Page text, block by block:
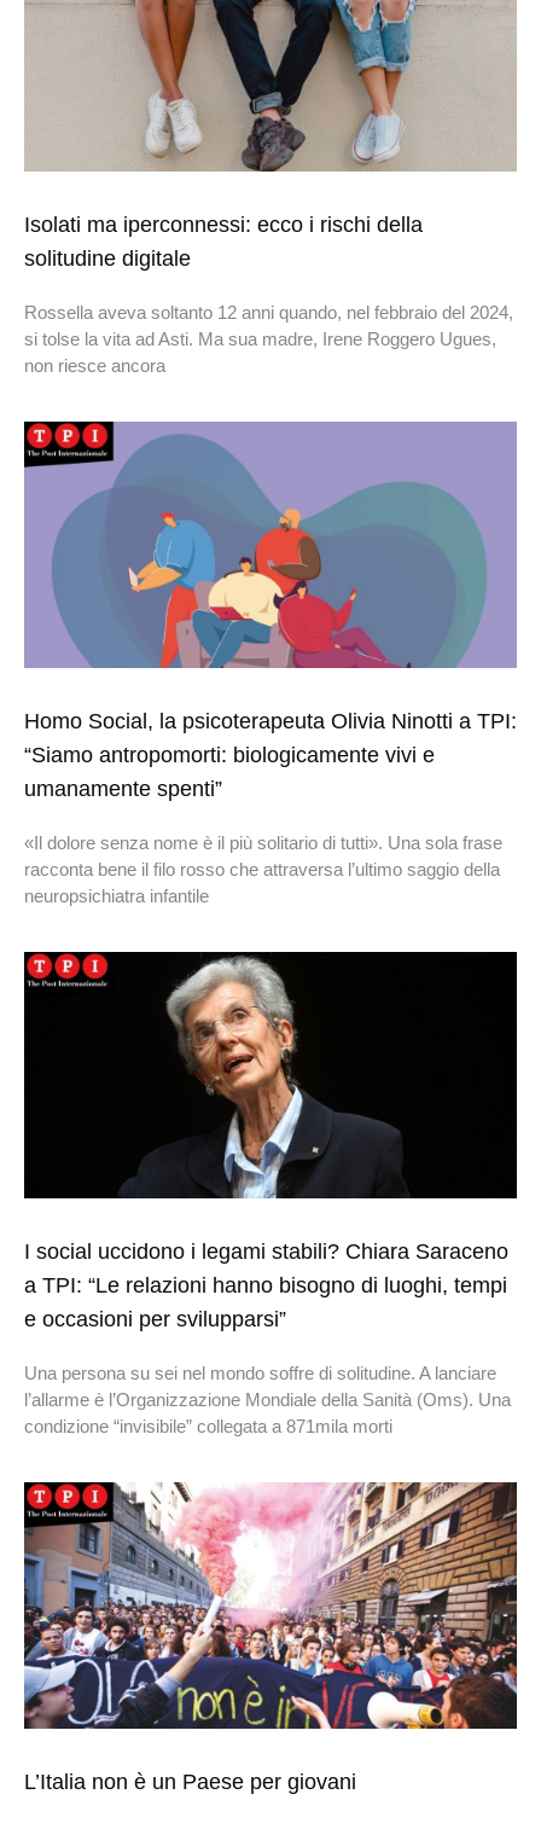
Isolati ma iperconnessi: ecco i rischi della
solitudine digitale
Rossella aveva soltanto 12 anni quando, nel febbraio del 2024,
si tolse la vita ad Asti. Ma sua madre, Irene Roggero Ugues,
non riesce ancora
Homo Social, la psicoterapeuta Olivia Ninotti a TPI:
“Siamo antropomorti: biologicamente vivi e
umanamente spenti”
«Il dolore senza nome è il più solitario di tutti». Una sola frase
racconta bene il filo rosso che attraversa l’ultimo saggio della
neuropsichiatra infantile
I social uccidono i legami stabili? Chiara Saraceno
a TPI: “Le relazioni hanno bisogno di luoghi, tempi
e occasioni per svilupparsi”
Una persona su sei nel mondo soffre di solitudine. A lanciare
l’allarme è l’Organizzazione Mondiale della Sanità (Oms). Una
condizione “invisibile” collegata a 871mila morti
L’Italia non è un Paese per giovani